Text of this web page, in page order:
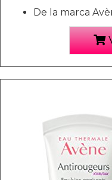
De la marca